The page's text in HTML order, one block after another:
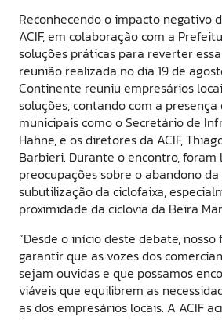
Reconhecendo o impacto negativo
ACIF, em colaboração com a
soluções práticas para reverter
reunião realizada no dia 19 de
Continente reuniu empresários
soluções, contando com a
municipais como o Secretário de
Hahne, e os diretores da ACIF,
Barbieri. Durante o encontro, foram
preocupações sobre o abandono
subutilização da ciclofaixa,
proximidade da ciclovia da Beira
“Desde o início deste debate,
garantir que as vozes dos
sejam ouvidas e que possamos
viáveis que equilibrem as
as dos empresários locais. A ACIF